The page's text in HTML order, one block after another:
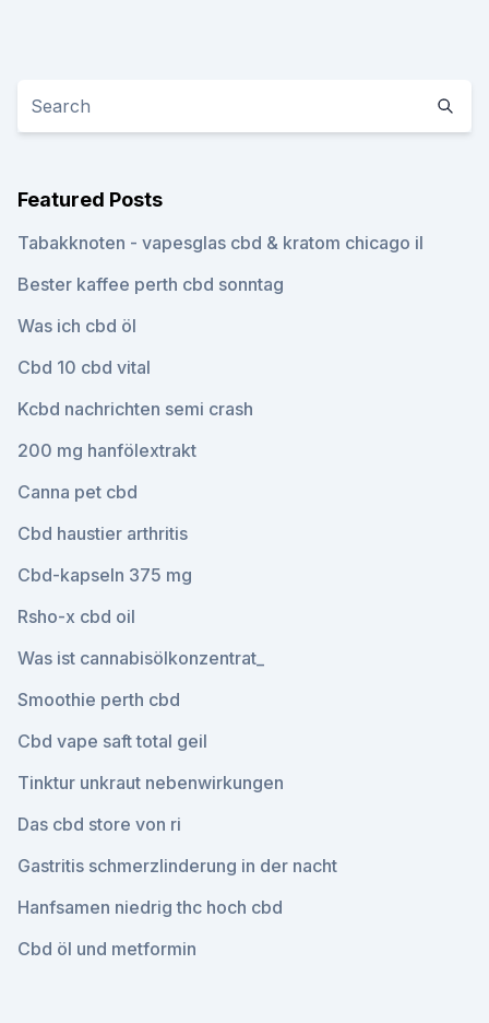
Featured Posts
Tabakknoten - vapesglas cbd & kratom chicago il
Bester kaffee perth cbd sonntag
Was ich cbd öl
Cbd 10 cbd vital
Kcbd nachrichten semi crash
200 mg hanfölextrakt
Canna pet cbd
Cbd haustier arthritis
Cbd-kapseln 375 mg
Rsho-x cbd oil
Was ist cannabisölkonzentrat_
Smoothie perth cbd
Cbd vape saft total geil
Tinktur unkraut nebenwirkungen
Das cbd store von ri
Gastritis schmerzlinderung in der nacht
Hanfsamen niedrig thc hoch cbd
Cbd öl und metformin